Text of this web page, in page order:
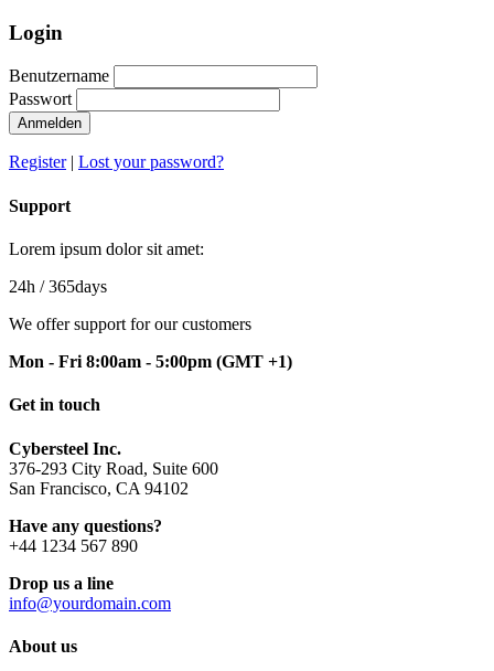
Login
Benutzername
Passwort
Anmelden
Register| Lost your password?
Support
Lorem ipsum dolor sit amet:
24h / 365days
We offer support for our customers
Mon - Fri 8:00am - 5:00pm (GMT +1)
Get in touch
Cybersteel Inc.
376-293 City Road, Suite 600
San Francisco, CA 94102
Have any questions?
+44 1234 567 890
Drop us a line
info@yourdomain.com
About us